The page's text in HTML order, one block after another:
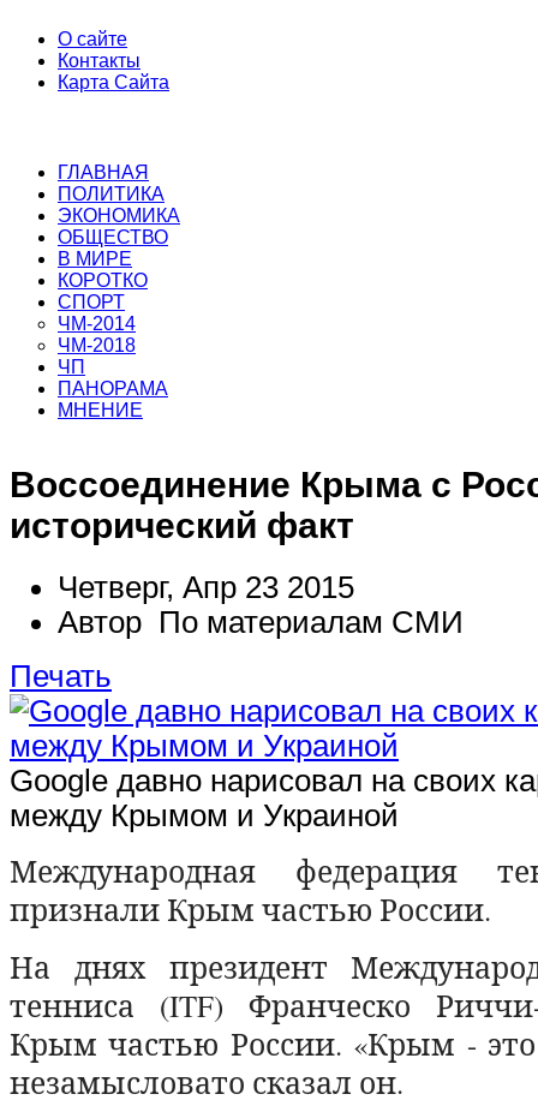
О сайте
Контакты
Карта Сайта
ГЛАВНАЯ
ПОЛИТИКА
ЭКОНОМИКА
ОБЩЕСТВО
В МИРЕ
КОРОТКО
СПОРТ
ЧМ-2014
ЧМ-2018
ЧП
ПАНОРАМА
МНЕНИЕ
Воссоединение Крыма с
исторический факт
Четверг, Апр 23 2015
Автор По материалам СМИ
Печать
Google давно нарисовал на своих
между Крымом и Украиной
Международная федерация
признали Крым частью России.
На днях президент
тенниса (ITF) Франческо
Крым частью России. «Крым - это
незамысловато сказал он.